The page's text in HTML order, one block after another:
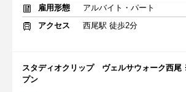
雇用形態
アルバイト・パート
アクセス
西尾駅 徒歩2分
スタディオクリップ ヴェルサウォーク西尾
プン